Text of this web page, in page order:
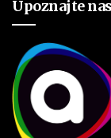
Upoznajte nas